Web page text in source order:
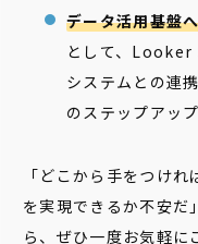
データ活用基盤
として、Looker
システムとの連
のステップアッ
「どこから手をつけ
を実現できるか不安だ
ら、ぜひ一度お気軽に